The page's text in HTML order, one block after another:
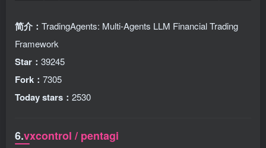
简介： TradingAgents: Multi-Agents LLM Financial Trading
Framework
Star： 39245
Fork： 7305
Today stars： 2530
6.vxcontrol / pentagi